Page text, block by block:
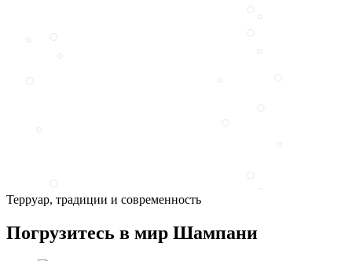
Терруар, традиции и современность
Погрузитесь в мир Шампани